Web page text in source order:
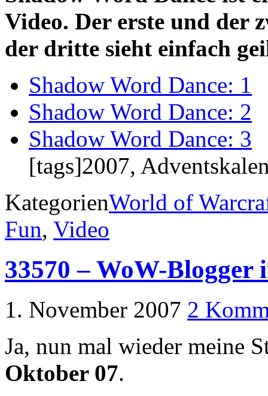
Video. Der erste und der
der dritte sieht einfach
Shadow Word Dance: 1
Shadow Word Dance: 2
Shadow Word Dance: 3
[tags]2007,
KategorienWorld of
Fun, Video
33570 – WoW-Blogger
1. November 2007 2
Ja, nun mal wieder meine
Oktober 07.